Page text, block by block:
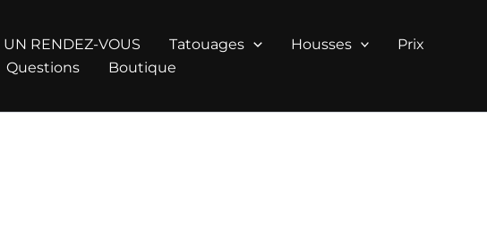
RENDEZ-VOUS Tatouages Housses
Prix
Questions Boutique